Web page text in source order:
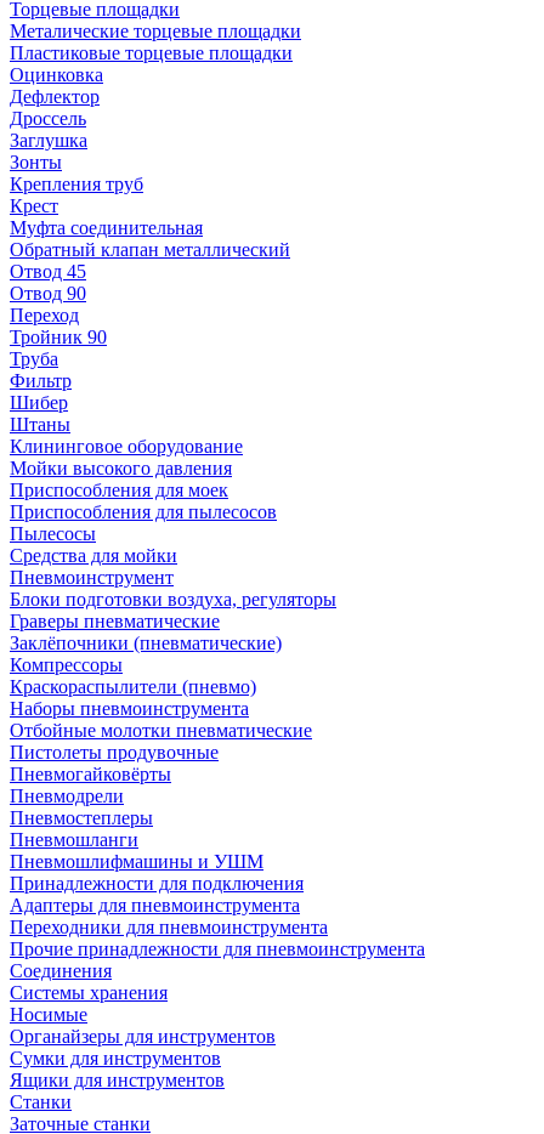
Торцевые площадки
Металические торцевые площадки
Пластиковые торцевые площадки
Оцинковка
Дефлектор
Дроссель
Заглушка
Зонты
Крепления труб
Крест
Муфта соединительная
Обратный клапан металлический
Отвод 45
Отвод 90
Переход
Тройник 90
Труба
Фильтр
Шибер
Штаны
Клининговое оборудование
Мойки высокого давления
Приспособления для моек
Приспособления для пылесосов
Пылесосы
Средства для мойки
Пневмоинструмент
Блоки подготовки воздуха, регуляторы
Граверы пневматические
Заклёпочники (пневматические)
Компрессоры
Краскораспылители (пневмо)
Наборы пневмоинструмента
Отбойные молотки пневматические
Пистолеты продувочные
Пневмогайковёрты
Пневмодрели
Пневмостеплеры
Пневмошланги
Пневмошлифмашины и УШМ
Принадлежности для подключения
Адаптеры для пневмоинструмента
Переходники для пневмоинструмента
Прочие принадлежности для пневмоинструмента
Соединения
Системы хранения
Носимые
Органайзеры для инструментов
Сумки для инструментов
Ящики для инструментов
Станки
Заточные станки